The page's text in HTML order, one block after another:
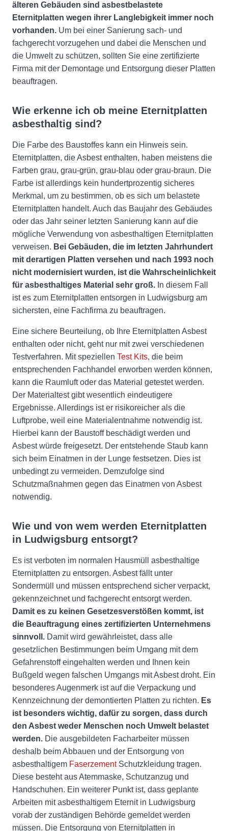
älteren Gebäuden sind asbestbelastete
Eternitplatten wegen ihrer Langlebigkeit immer noch
vorhanden. Um bei einer Sanierung sach- und
fachgerecht vorzugehen und dabei die Menschen und
die Umwelt zu schützen, sollten Sie eine zertifizierte
Firma mit der Demontage und Entsorgung dieser Platten
beauftragen.
Wie erkenne ich ob meine Eternitplatten
asbesthaltig sind?
Die Farbe des Baustoffes kann ein Hinweis sein.
Eternitplatten, die Asbest enthalten, haben meistens die
Farben grau, grau-grün, grau-blau oder grau-braun. Die
Farbe ist allerdings kein hundertprozentig sicheres
Merkmal, um zu bestimmen, ob es sich um belastete
Eternitplatten handelt. Auch das Baujahr des Gebäudes
oder das Jahr seiner letzten Sanierung kann auf die
mögliche Verwendung von asbesthaltigen Eternitplatten
verweisen. Bei Gebäuden, die im letzten Jahrhundert
mit derartigen Platten versehen und nach 1993 noch
nicht modernisiert wurden, ist die Wahrscheinlichkeit
für asbesthaltiges Material sehr groß. In diesem Fall
ist es zum Eternitplatten entsorgen in Ludwigsburg am
sichersten, eine Fachfirma zu beauftragen.
Eine sichere Beurteilung, ob Ihre Eternitplatten Asbest
enthalten oder nicht, geht nur mit zwei verschiedenen
Testverfahren. Mit speziellen Test Kits, die beim
entsprechenden Fachhandel erworben werden können,
kann die Raumluft oder das Material getestet werden.
Der Materialtest gibt wesentlich eindeutigere
Ergebnisse. Allerdings ist er risikoreicher als die
Luftprobe, weil eine Materialentnahme notwendig ist.
Hierbei kann der Baustoff beschädigt werden und
Asbest würde freigesetzt. Der entstehende Staub kann
sich beim Einatmen in der Lunge festsetzen. Dies ist
unbedingt zu vermeiden. Demzufolge sind
Schutzmaßnahmen gegen das Einatmen von Asbest
notwendig.
Wie und von wem werden Eternitplatten
in Ludwigsburg entsorgt?
Es ist verboten im normalen Hausmüll asbesthaltige
Eternitplatten zu entsorgen. Asbest fällt unter
Sondermüll und müssen entsprechend sicher verpackt,
gekennzeichnet und fachgerecht entsorgt werden.
Damit es zu keinen Gesetzesverstößen kommt, ist
die Beauftragung eines zertifizierten Unternehmens
sinnvoll. Damit wird gewährleistet, dass alle
gesetzlichen Bestimmungen beim Umgang mit dem
Gefahrenstoff eingehalten werden und Ihnen kein
Bußgeld wegen falschen Umgangs mit Asbest droht. Ein
besonderes Augenmerk ist auf die Verpackung und
Kennzeichnung der demontierten Platten zu richten. Es
ist besonders wichtig, dafür zu sorgen, dass durch
den Asbest weder Menschen noch Umwelt belastet
werden. Die ausgebildeten Facharbeiter müssen
deshalb beim Abbauen und der Entsorgung von
asbesthaltigem FaserzementSchutzkleidung tragen.
Diese besteht aus Atemmaske, Schutzanzug und
Handschuhen. Ein weiterer Punkt ist, dass geplante
Arbeiten mit asbesthaltigem Eternit in Ludwigsburg
vorab der zuständigen Behörde gemeldet werden
müssen. Die Entsorgung von Eternitplatten in